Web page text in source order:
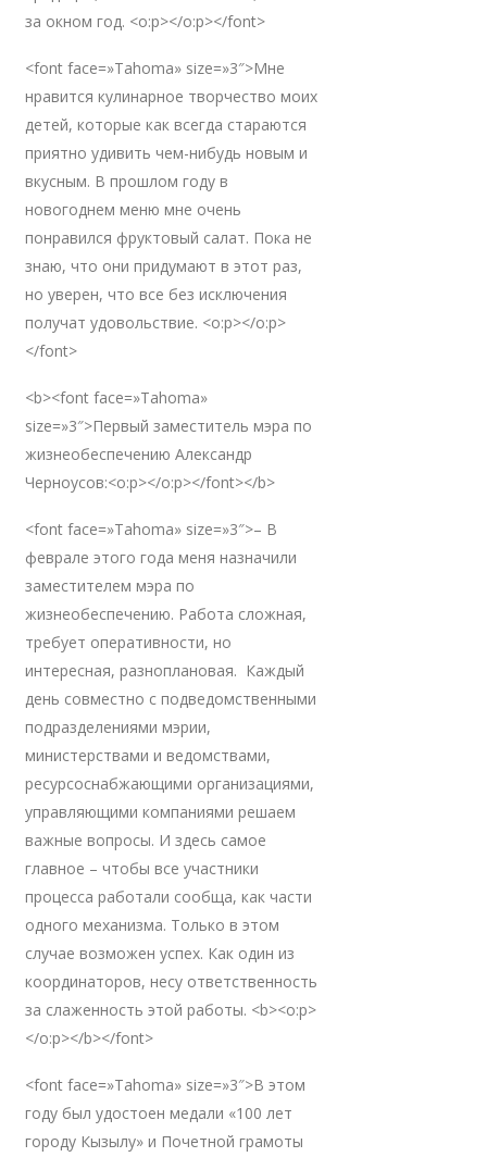
за окном год. <o:p></o:p></font>
<font face=»Tahoma» size=»3″>Мне
нравится кулинарное творчество моих
детей, которые как всегда стараются
приятно удивить чем-нибудь новым и
вкусным. В прошлом году в
новогоднем меню мне очень
понравился фруктовый салат. Пока не
знаю, что они придумают в этот раз,
но уверен, что все без исключения
получат удовольствие. <o:p></o:p>
</font>
<b><font face=»Tahoma»
size=»3″>Первый заместитель мэра по
жизнеобеспечению Александр
Черноусов:<o:p></o:p></font></b>
<font face=»Tahoma» size=»3″>– В
феврале этого года меня назначили
заместителем мэра по
жизнеобеспечению. Работа сложная,
требует оперативности, но
интересная, разноплановая. Каждый
день совместно с подведомственными
подразделениями мэрии,
министерствами и ведомствами,
ресурсоснабжающими организациями,
управляющими компаниями решаем
важные вопросы. И здесь самое
главное – чтобы все участники
процесса работали сообща, как части
одного механизма. Только в этом
случае возможен успех. Как один из
координаторов, несу ответственность
за слаженность этой работы. <b><o:p>
</o:p></b></font>
<font face=»Tahoma» size=»3″>В этом
году был удостоен медали «100 лет
городу Кызылу» и Почетной грамоты